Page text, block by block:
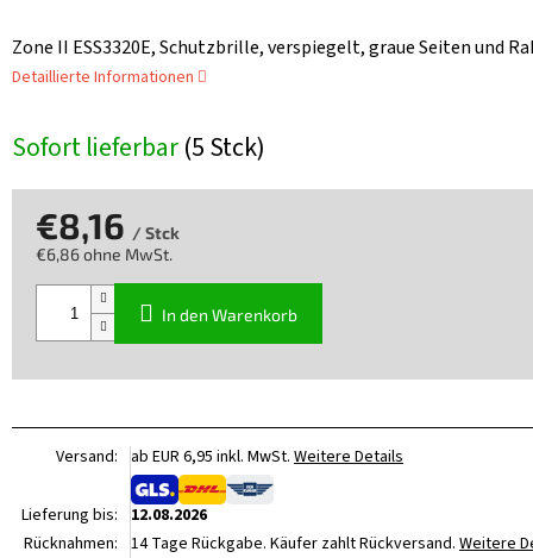
Sofort lieferbar(5 Stck)
Zone II ESS3320E, Schutzbrille, verspiegelt, graue Seiten und
Detaillierte Informationen
€8,16 / Stck
€6,86 ohne MwSt.
In den Warenkorb
Versand: ab EUR 6,95 inkl. MwSt. Weitere Details
Lieferung bis:
12.08.2026
Rücknahmen: 14 Tage Rückgabe. Käufer zahlt Rückversand. Weitere